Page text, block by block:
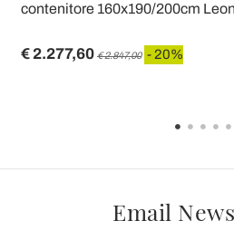
contenitore 160x190/200cm
€ 2.277,60 € 2.847,00 - 20%
Email